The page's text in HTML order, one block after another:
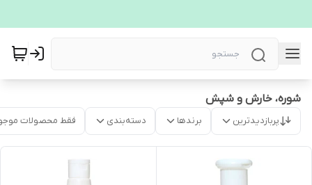
شوره، خارش و شپش
پربازدیدترین برندها دسته‌بندی فقط محصولات